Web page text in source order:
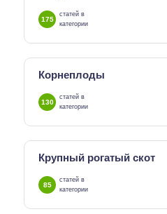
175
статей в
категории
Корнеплоды
130
статей в
категории
Крупный рогатый скот
85
статей в
категории